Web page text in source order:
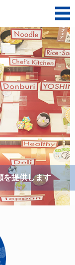
を提供します